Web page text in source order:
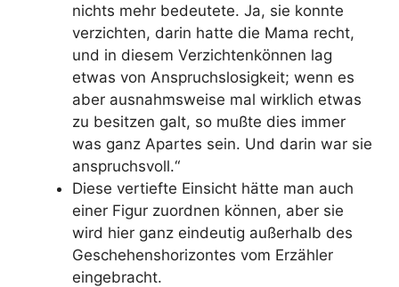
nichts mehr bedeutete. Ja, sie konnte
verzichten, darin hatte die Mama recht,
und in diesem Verzichtenkönnen lag
etwas von Anspruchslosigkeit; wenn es
aber ausnahmsweise mal wirklich etwas
zu besitzen galt, so mußte dies immer
was ganz Apartes sein. Und darin war sie
anspruchsvoll.“
Diese vertiefte Einsicht hätte man auch
einer Figur zuordnen können, aber sie
wird hier ganz eindeutig außerhalb des
Geschehenshorizontes vom Erzähler
eingebracht.